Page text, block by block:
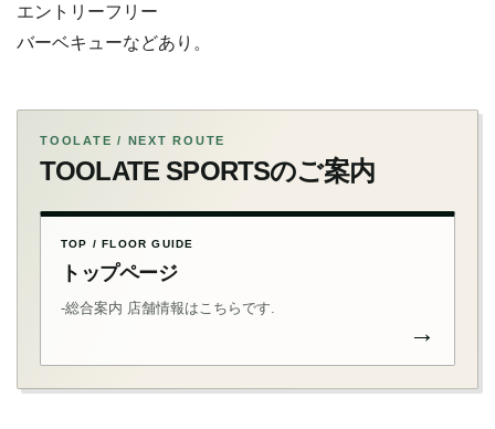
エントリーフリー
バーベキューなどあり。
TOOLATE / NEXT ROUTE
TOOLATE SPORTSのご案内
TOP / FLOOR GUIDE
トップページ
-総合案内 店舗情報はこちらです.
→